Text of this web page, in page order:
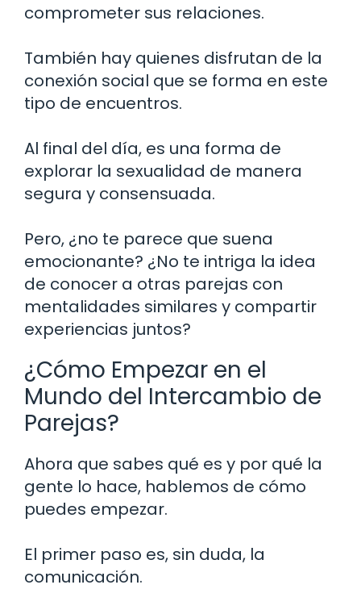
comprometer sus relaciones.
También hay quienes disfrutan de la
conexión social que se forma en este
tipo de encuentros.
Al final del día, es una forma de
explorar la sexualidad de manera
segura y consensuada.
Pero, ¿no te parece que suena
emocionante? ¿No te intriga la idea
de conocer a otras parejas con
mentalidades similares y compartir
experiencias juntos?
¿Cómo Empezar en el
Mundo del Intercambio de
Parejas?
Ahora que sabes qué es y por qué la
gente lo hace, hablemos de cómo
puedes empezar.
El primer paso es, sin duda, la
comunicación.